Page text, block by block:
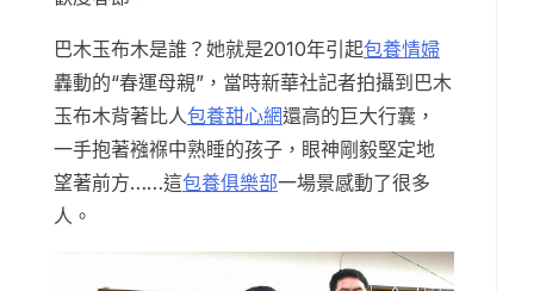
巴木玉布木是誰？她就是2010年引起包養情婦
轟動的“春運母親”，當時新華社記者拍攝到巴木
玉布木背著比人包養甜心網還高的巨大行囊，
一手抱著襁褓中熟睡的孩子，眼神剛毅堅定地
望著前方……這包養俱樂部一場景感動了很多
人。